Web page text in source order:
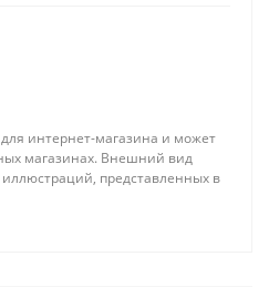
интернет-магазина и может
магазинах. Внешний вид
представленных в